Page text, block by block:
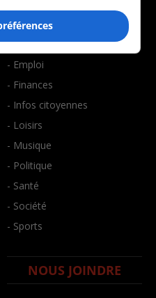
- Art de vivre
- Bien-être
- Emploi
- Finances
- Infos citoyennes
- Loisirs
- Musique
- Politique
- Santé
- Société
- Sports
NOUS JOINDRE